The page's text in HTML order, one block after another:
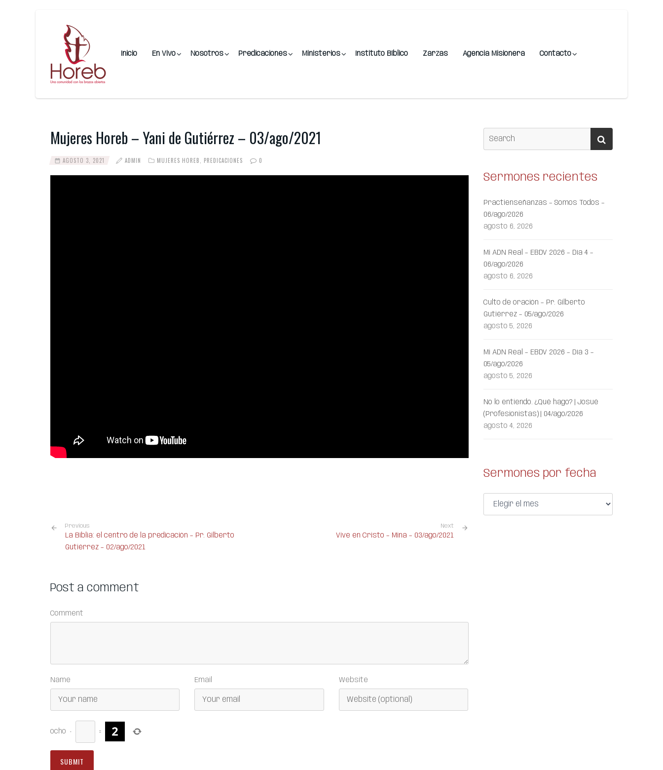
Inicio En Vivo Nosotros Predicaciones Ministerios Instituto Bíblico Zarzas Agencia Misionera Contacto
Mujeres Horeb – Yani de Gutiérrez – 03/ago/2021
AGOSTO 3, 2021 ADMIN MUJERES HOREB PREDICACIONES 0
Previous
La Biblia: el centro de la predicación – Pr. Gilberto
Gutiérrez – 02/ago/2021
Next
Vive en Cristo – Mina – 03/ago/2021
Post a comment
Comment
Name Email Website
ocho − =
Sermones recientes
Practienseñanzas – Somos Todos –
06/ago/2026
agosto 6, 2026
Mi ADN Real – EBDV 2026 – Día 4 –
06/ago/2026
agosto 6, 2026
Culto de oración – Pr. Gilberto
Gutiérrez – 05/ago/2026
agosto 5, 2026
Mi ADN Real – EBDV 2026 – Día 3 –
05/ago/2026
agosto 5, 2026
No lo entiendo. ¿Qué hago? | Josué
(Profesionistas) | 04/ago/2026
agosto 4, 2026
Sermones por fecha